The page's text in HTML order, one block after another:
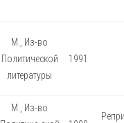
М., Из-во
Политической
литературы
1991
М., Из-во